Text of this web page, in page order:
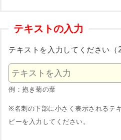
テキストの入力
テキストを入力してください（
例：抱き菊の葉
※名刺の下部に小さく表示されるテ
ピーを入力してください。